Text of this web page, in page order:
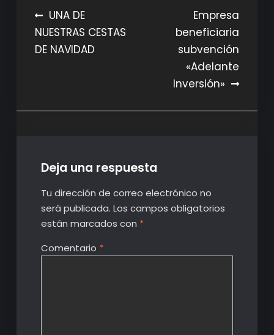
Navegación
de
entradas
UNA DE
NUESTRAS CESTAS
DE NAVIDAD
Empresa
beneficiaria
subvención
«Adelante
Inversión»
Deja una respuesta
Tu dirección de correo electrónico no
será publicada. Los campos obligatorios
están marcados con *
Comentario *